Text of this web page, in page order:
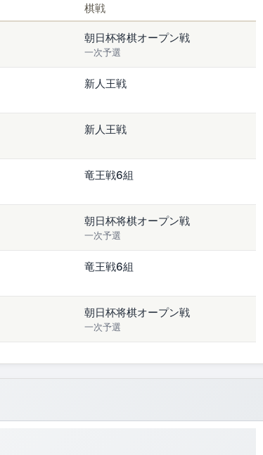
棋戦
朝日杯将棋オープン戦
一次予選
新人王戦
新人王戦
竜王戦6組
朝日杯将棋オープン戦
一次予選
竜王戦6組
朝日杯将棋オープン戦
一次予選